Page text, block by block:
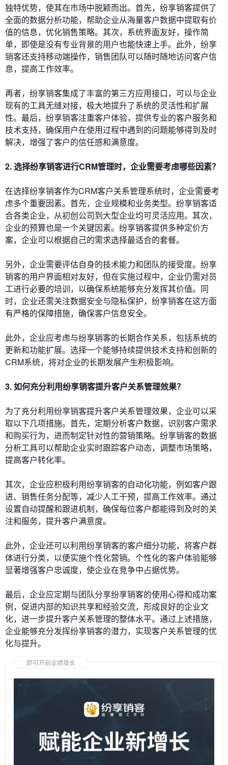
独特优势，使其在市场中脱颖而出。首先，纷享销客提供了
全面的数据分析功能，帮助企业从海量客户数据中提取有价
值的信息，优化销售策略。其次，系统界面友好，操作简
单，即使是没有专业背景的用户也能快速上手。此外，纷享
销客还支持移动端操作，销售团队可以随时随地访问客户信
息，提高工作效率。
再者，纷享销客集成了丰富的第三方应用接口，可以与企业
现有的工具无缝对接，极大地提升了系统的灵活性和扩展
性。最后，纷享销客注重客户体验，提供专业的客户服务和
技术支持，确保用户在使用过程中遇到的问题能够得到及时
解决，增强了客户的信任感和满意度。
2. 选择纷享销客进行CRM管理时，企业需要考虑哪些因素？
在选择纷享销客作为CRM客户关系管理系统时，企业需要考
虑多个重要因素。首先，企业规模和业务类型。纷享销客适
合各类企业，从初创公司到大型企业均可灵活应用。其次，
企业的预算也是一个关键因素。纷享销客提供多种定价方
案，企业可以根据自己的需求选择最适合的套餐。
另外，企业需要评估自身的技术能力和团队的接受度。纷享
销客的用户界面相对友好，但在实施过程中，企业仍需对员
工进行必要的培训，以确保系统能够充分发挥其价值。同
时，企业还需关注数据安全与隐私保护，纷享销客在这方面
有严格的保障措施，确保客户信息安全。
此外，企业应考虑与纷享销客的长期合作关系，包括系统的
更新和功能扩展。选择一个能够持续提供技术支持和创新的
CRM系统，将对企业的长期发展产生积极影响。
3. 如何充分利用纷享销客提升客户关系管理效果？
为了充分利用纷享销客提升客户关系管理效果，企业可以采
取以下几项措施。首先，定期分析客户数据，识别客户需求
和购买行为，进而制定针对性的营销策略。纷享销客的数据
分析工具可以帮助企业实时跟踪客户动态，调整市场策略，
提高客户转化率。
其次，企业应积极利用纷享销客的自动化功能，例如客户跟
进、销售任务分配等，减少人工干预，提高工作效率。通过
设置自动提醒和跟进机制，确保每位客户都能得到及时的关
注和服务，提升客户满意度。
此外，企业还可以利用纷享销客的客户细分功能，将客户群
体进行分类，以便实施个性化营销。个性化的客户体验能够
显著增强客户忠诚度，使企业在竞争中占据优势。
最后，企业应定期与团队分享纷享销客的使用心得和成功案
例，促进内部的知识共享和经验交流，形成良好的企业文
化，进一步提升客户关系管理的整体水平。通过上述措施，
企业能够充分发挥纷享销客的潜力，实现客户关系管理的优
化与提升。
即可开启业绩增长